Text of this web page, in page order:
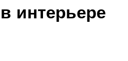
интерьере